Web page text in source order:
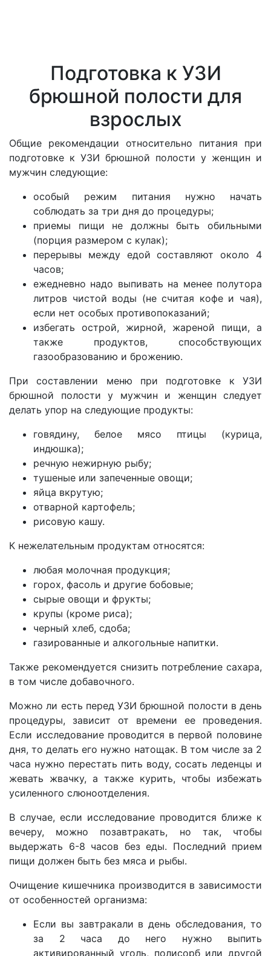
Подготовка к УЗИ
брюшной полости для
взрослых
Общие рекомендации относительно питания при
подготовке к УЗИ брюшной полости у женщин и
мужчин следующие:
особый режим питания нужно начать
соблюдать за три дня до процедуры;
приемы пищи не должны быть обильными
(порция размером с кулак);
перерывы между едой составляют около 4
часов;
ежедневно надо выпивать на менее полутора
литров чистой воды (не считая кофе и чая),
если нет особых противопоказаний;
избегать острой, жирной, жареной пищи, а
также продуктов, способствующих
газообразованию и брожению.
При составлении меню при подготовке к УЗИ
брюшной полости у мужчин и женщин следует
делать упор на следующие продукты:
говядину, белое мясо птицы (курица,
индюшка);
речную нежирную рыбу;
тушеные или запеченные овощи;
яйца вкрутую;
отварной картофель;
рисовую кашу.
К нежелательным продуктам относятся:
любая молочная продукция;
горох, фасоль и другие бобовые;
сырые овощи и фрукты;
крупы (кроме риса);
черный хлеб, сдоба;
газированные и алкогольные напитки.
Также рекомендуется снизить потребление сахара,
в том числе добавочного.
Можно ли есть перед УЗИ брюшной полости в день
процедуры, зависит от времени ее проведения.
Если исследование проводится в первой половине
дня, то делать его нужно натощак. В том числе за 2
часа нужно перестать пить воду, сосать леденцы и
жевать жвачку, а также курить, чтобы избежать
усиленного слюноотделения.
В случае, если исследование проводится ближе к
вечеру, можно позавтракать, но так, чтобы
выдержать 6-8 часов без еды. Последний прием
пищи должен быть без мяса и рыбы.
Очищение кишечника производится в зависимости
от особенностей организма:
Если вы завтракали в день обследования, то
за 2 часа до него нужно выпить
активированный уголь, полисорб или другой